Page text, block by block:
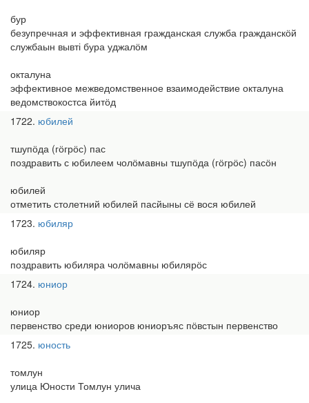
бур
безупречная и эффективная гражданская служба гражданскӧй
службаын вывті бура уджалӧм
окталуна
эффективное межведомственное взаимодействие окталуна
ведомствокостса йитӧд
1722 юбилей
тшупӧда (гӧгрӧс) пас
поздравить с юбилеем чолӧмавны тшупӧда (гӧгрӧс) пасӧн
юбилей
отметить столетний юбилей пасйыны сё вося юбилей
1723 юбиляр
юбиляр
поздравить юбиляра чолӧмавны юбилярӧс
1724 юниор
юниор
первенство среди юниоров юниоръяс пӧвстын первенство
1725 юность
томлун
улица Юности Томлун улича